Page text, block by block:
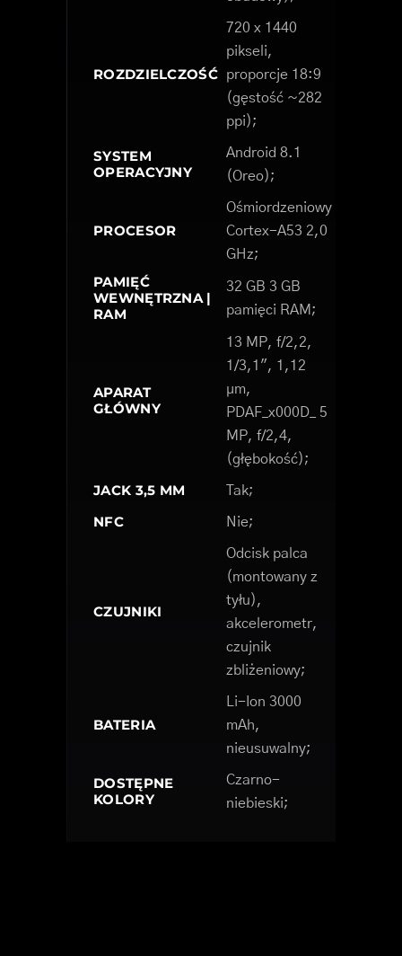
ROZDZIELCZOŚĆ
720 x 1440
pikseli,
proporcje 18:9
(gęstość ~282
ppi);
SYSTEM
OPERACYJNY
Android 8.1
(Oreo);
PROCESOR
Ośmiordzeniowy
Cortex-A53 2,0
GHz;
PAMIĘĆ
WEWNĘTRZNA |
RAM
32 GB 3 GB
pamięci RAM;
APARAT
GŁÓWNY
13 MP, f/2,2,
1/3,1", 1,12
µm,
PDAF_x000D_ 5
MP, f/2,4,
(głębokość);
JACK 3,5 MM Tak;
NFC Nie;
CZUJNIKI
Odcisk palca
(montowany z
tyłu),
akcelerometr,
czujnik
zbliżeniowy;
BATERIA
Li-Ion 3000
mAh,
nieusuwalny;
DOSTĘPNE
KOLORY
Czarno-
niebieski;